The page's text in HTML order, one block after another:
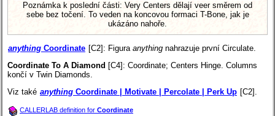
Poznámka k poslední části: Very Centers dělají veer směrem od
sebe bez točení. To veden na koncovou formaci T-Bone, jak je
ukázáno nahoře.
anything Coordinate [C2]: Figura anything nahrazuje první Circulate.
Coordinate To A Diamond [C4] : Coordinate; Centers Hinge. Columns
končí v Twin Diamonds.
Viz také anything Coordinate | Motivate | Percolate | Perk Up [C2].
CALLERLAB definition for Coordinate